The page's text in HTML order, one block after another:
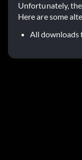
Unfortunately,
Here are some
All downloads